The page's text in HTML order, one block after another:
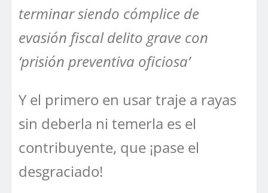
terminar siendo cómplice de
evasión fiscal delito grave con
‘prisión preventiva oficiosa’
Y el primero en usar traje a rayas
sin deberla ni temerla es el
contribuyente, que ¡pase el
desgraciado!